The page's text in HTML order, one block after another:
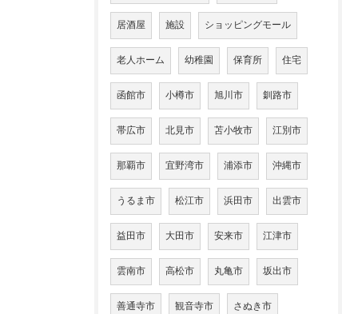
居酒屋 施設 ショッピングモール
老人ホーム 幼稚園 保育所 住宅
函館市 小樽市 旭川市 釧路市
帯広市 北見市 苫小牧市 江別市
那覇市 宜野湾市 浦添市 沖縄市
うるま市 松江市 浜田市 出雲市
益田市 大田市 安来市 江津市
雲南市 高松市 丸亀市 坂出市
善通寺市 観音寺市 さぬき市